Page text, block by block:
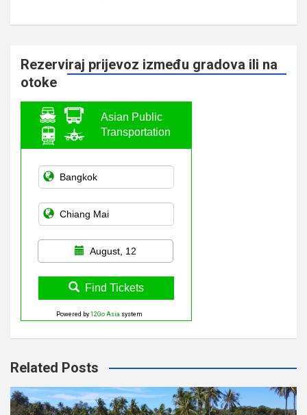
Rezerviraj prijevoz između gradova ili na
otoke
Asian Public
Transportation
August, 12
Find Tickets
Powered by 12Go Asia system
Related Posts